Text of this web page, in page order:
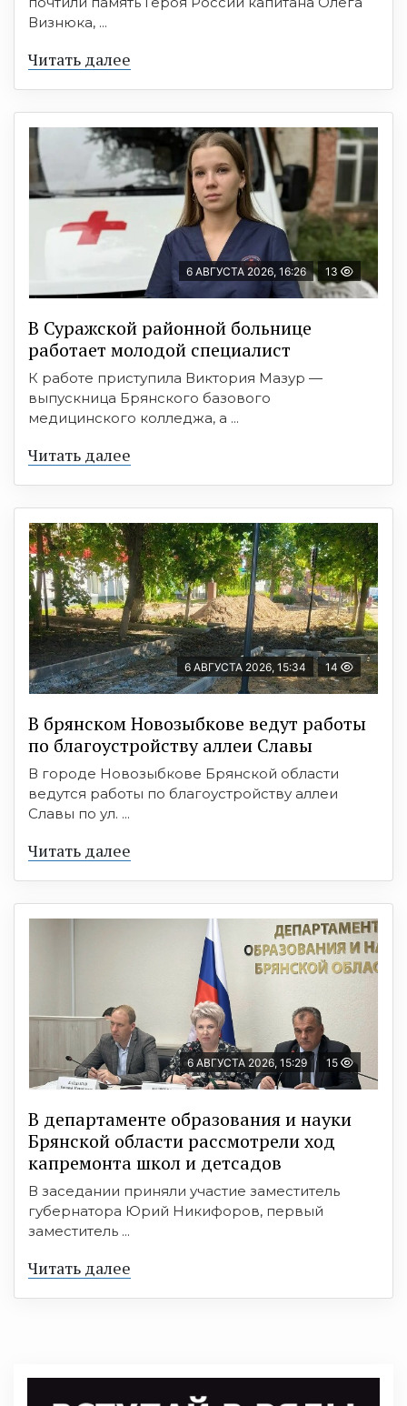
Визнюка, ...
Читать далее
6 АВГУСТА 2026, 16:26 13
В Суражской районной больнице
работает молодой специалист
К работе приступила Виктория Мазур —
выпускница Брянского базового
медицинского колледжа, а ...
Читать далее
6 АВГУСТА 2026, 15:34 14
В брянском Новозыбкове ведут работы
по благоустройству аллеи Славы
В городе Новозыбкове Брянской области
ведутся работы по благоустройству аллеи
Славы по ул. ...
Читать далее
6 АВГУСТА 2026, 15:29 15
В департаменте образования и науки
Брянской области рассмотрели ход
капремонта школ и детсадов
В заседании приняли участие заместитель
губернатора Юрий Никифоров, первый
заместитель ...
Читать далее